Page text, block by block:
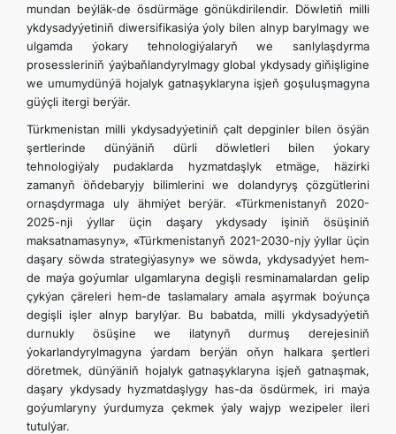
ÇYKYŞLAR WE RESMINAMALAR
DIPLOMATIÝA
HEMIŞELIK BITARAPLYK
DURNUKLY ULAG ULGAMY
ARAGATNAŞYK
mundan beýläk-de ösdürmäge gönükdirilendir. Döwletiň milli
ykdysadyýetiniň diwersifikasiýa ýoly bilen alnyp barylmagy we
ulgamda ýokary tehnologiýalaryň we sanlylaşdyrma
prosessleriniň ýaýbaňlandyrylmagy global ykdysady giňişligine
we umumydünýä hojalyk gatnaşyklaryna işjeň goşuluşmagyna
güýçli itergi berýär.
Türkmenistan milli ykdysadyýetiniň çalt depginler bilen ösýän
şertlerinde dünýäniň dürli döwletleri bilen ýokary
tehnologiýaly pudaklarda hyzmatdaşlyk etmäge, häzirki
zamanyň öňdebaryjy bilimlerini we dolandyryş çözgütlerini
ornaşdyrmaga uly ähmiýet berýär. «Türkmenistanyň 2020-
2025-nji ýyllar üçin daşary ykdysady işiniň ösüşiniň
maksatnamasyny», «Türkmenistanyň 2021-2030-njy ýyllar üçin
daşary söwda strategiýasyny» we söwda, ykdysadyýet hem-
de maýa goýumlar ulgamlaryna degişli resminamalardan gelip
çykýan çäreleri hem-de taslamalary amala aşyrmak boýunça
degişli işler alnyp barylýar. Bu babatda, milli ykdysadyýetiň
durnukly ösüşine we ilatynyň durmuş derejesiniň
ýokarlandyrylmagyna ýardam berýän oňyn halkara şertleri
döretmek, dünýäniň hojalyk gatnaşyklaryna işjeň gatnaşmak,
daşary ykdysady hyzmatdaşlygy has-da ösdürmek, iri maýa
goýumlaryny ýurdumyza çekmek ýaly wajyp wezipeler ileri
tutulýar.